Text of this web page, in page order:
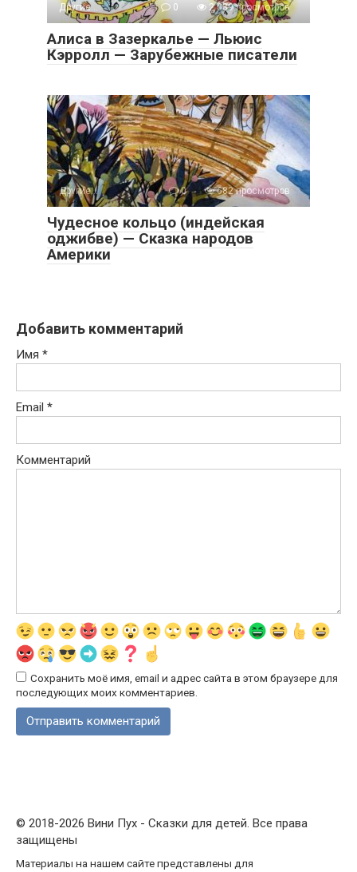
Другие... 0 2 039 просмотров
Алиса в Зазеркалье — Льюис
Кэрролл — Зарубежные писатели
Другие... 0 682 просмотров
Чудесное кольцо (индейская
оджибве) — Сказка народов
Америки
Добавить комментарий
Имя *
Email *
Комментарий
Сохранить моё имя, email и адрес сайта в этом браузере для
последующих моих комментариев.
© 2018-2026 Вини Пух - Сказки для детей. Все права
защищены
Материалы на нашем сайте представлены для